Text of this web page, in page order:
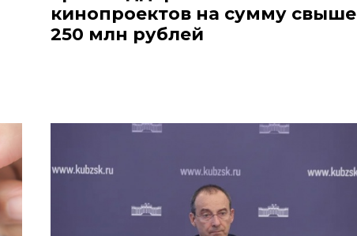
кинопроектов на сумму свыше
250 млн рублей